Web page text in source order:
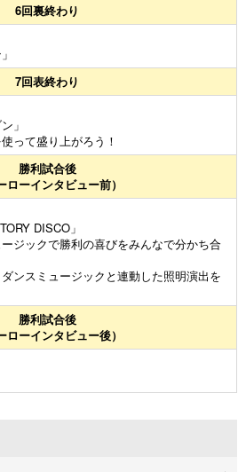
6回裏終わり
7回表終わり
」
って盛り上がろう！
勝利試合後
ローインタビュー前）
DISCO」
ジックで勝利の喜びをみんなで分かち合
ンスミュージックと連動した照明演出を
勝利試合後
ローインタビュー後）